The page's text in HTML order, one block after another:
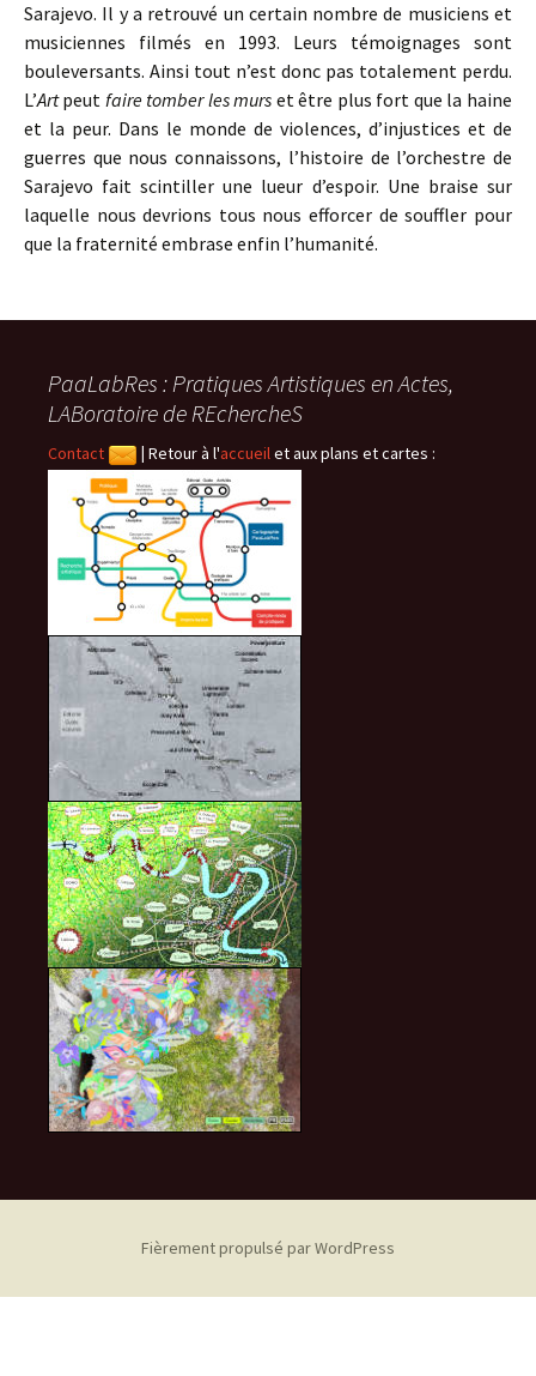
Sarajevo. Il y a retrouvé un certain nombre de musiciens et
musiciennes filmés en 1993. Leurs témoignages sont
bouleversants. Ainsi tout n’est donc pas totalement perdu.
L’Artpeut faire tomber les murs et être plus fort que la haine
et la peur. Dans le monde de violences, d’injustices et de
guerres que nous connaissons, l’histoire de l’orchestre de
Sarajevo fait scintiller une lueur d’espoir. Une braise sur
laquelle nous devrions tous nous efforcer de souffler pour
que la fraternité embrase enfin l’humanité.
PaaLabRes : Pratiques Artistiques en Actes,
LABoratoire de REchercheS
Contact | Retour à l'accueilet aux plans et cartes :
Fièrement propulsé par WordPress